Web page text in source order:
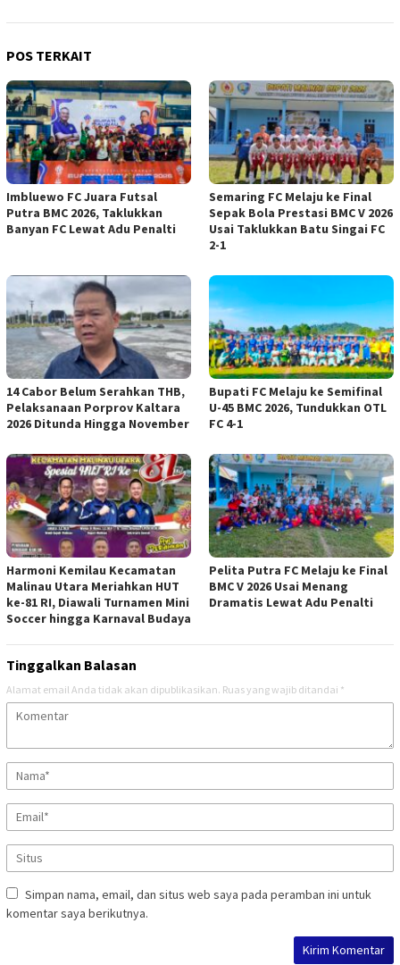
POS TERKAIT
Imbluewo FC Juara Futsal
Putra BMC 2026, Taklukkan
Banyan FC Lewat Adu Penalti
Semaring FC Melaju ke Final
Sepak Bola Prestasi BMC V 2026
Usai Taklukkan Batu Singai FC
2-1
14 Cabor Belum Serahkan THB,
Pelaksanaan Porprov Kaltara
2026 Ditunda Hingga November
Bupati FC Melaju ke Semifinal
U-45 BMC 2026, Tundukkan OTL
FC 4-1
Harmoni Kemilau Kecamatan
Malinau Utara Meriahkan HUT
ke-81 RI, Diawali Turnamen Mini
Soccer hingga Karnaval Budaya
Pelita Putra FC Melaju ke Final
BMC V 2026 Usai Menang
Dramatis Lewat Adu Penalti
Tinggalkan Balasan
Alamat email Anda tidak akan dipublikasikan. Ruas yang wajib ditandai *
Simpan nama, email, dan situs web saya pada peramban ini untuk
komentar saya berikutnya.